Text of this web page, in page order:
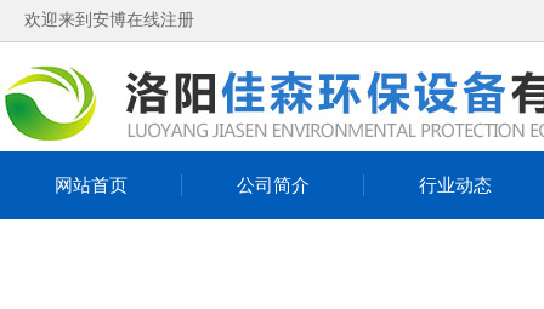
欢迎来到安博在线注册
网站首页 公司简介 行业动态